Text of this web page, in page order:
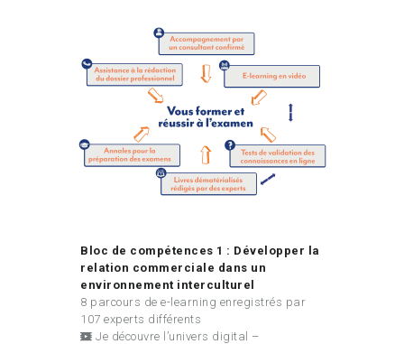
Bloc de compétences 1 : Développer la
relation commerciale dans un
environnement interculturel
8 parcours de e-learning enregistrés par
107 experts différents
Je découvre l’univers digital –